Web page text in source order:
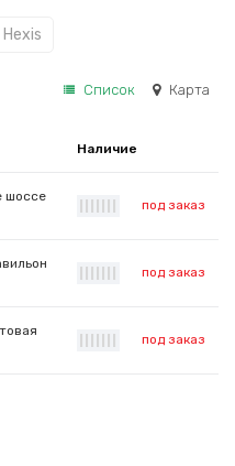
Список Карта
Наличие
шоссе
под заказ
под заказ
под заказ